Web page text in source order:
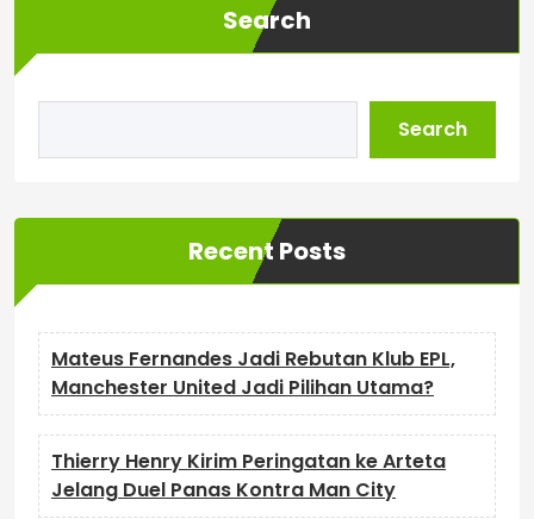
Search
Search
Recent Posts
Mateus Fernandes Jadi Rebutan Klub EPL,
Manchester United Jadi Pilihan Utama?
Thierry Henry Kirim Peringatan ke Arteta
Jelang Duel Panas Kontra Man City